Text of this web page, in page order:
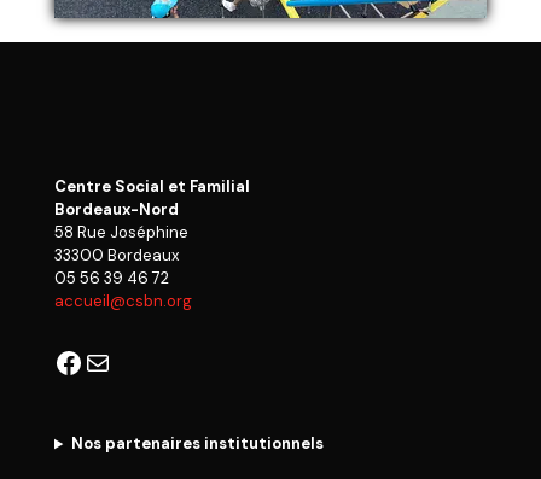
Centre Social et Familial
Bordeaux-Nord
58 Rue Joséphine
33300 Bordeaux
05 56 39 46 72
accueil@csbn.org
Facebook
E-mail
Nos partenaires institutionnels